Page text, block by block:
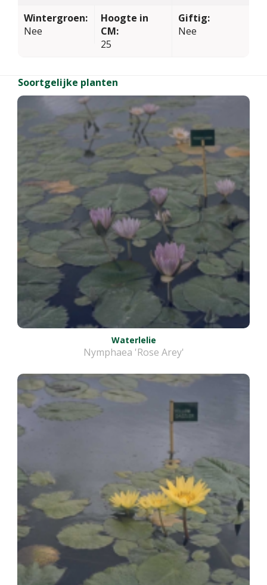
Wintergroen:
Nee
Hoogte in
CM:
25
Giftig:
Nee
Soortgelijke planten
Waterlelie
Nymphaea 'Rose Arey'